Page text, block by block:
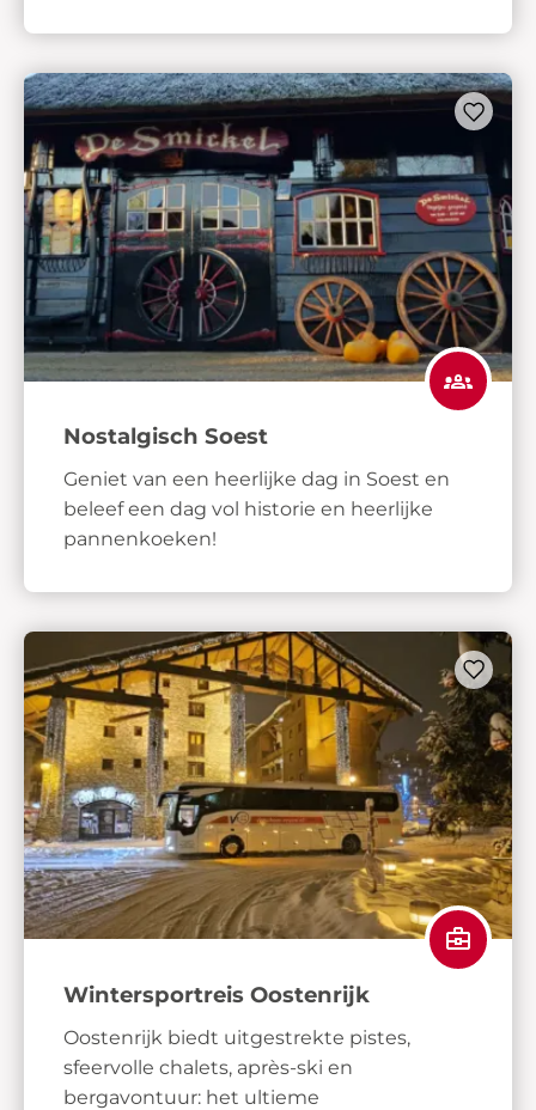
Nostalgisch Soest
Geniet van een heerlijke dag in Soest en
beleef een dag vol historie en heerlijke
pannenkoeken!
Wintersportreis Oostenrijk
Oostenrijk biedt uitgestrekte pistes,
sfeervolle chalets, après-ski en
bergavontuur: het ultieme